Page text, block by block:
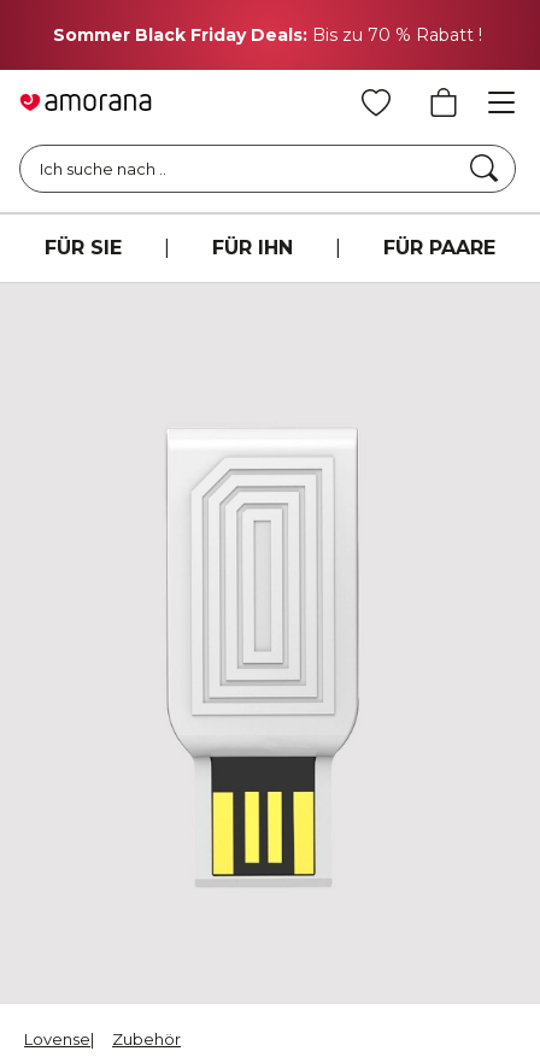
Sommer Black Friday Deals: Bis zu 70 % Rabatt !
Ich suche nach ..
FÜR SIE FÜR IHN FÜR PAARE
Lovense Zubehör